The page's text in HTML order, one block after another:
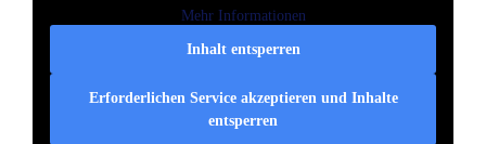
Mehr Informationen
Inhalt entsperren
Erforderlichen Service akzeptieren und Inhalte
entsperren